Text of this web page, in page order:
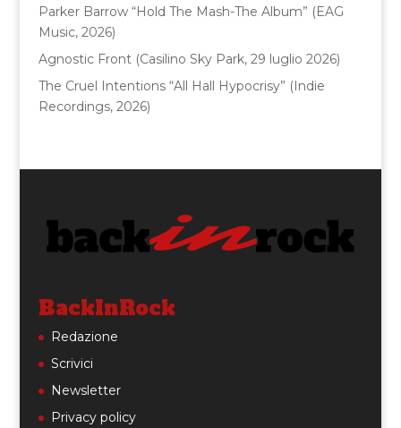
Parker Barrow “Hold The Mash-The Album” (EAG
Music, 2026)
Agnostic Front (Casilino Sky Park, 29 luglio 2026)
The Cruel Intentions “All Hall Hypocrisy” (Indie
Recordings, 2026)
BackInRock
Redazione
Scrivici
Newsletter
Privacy policy